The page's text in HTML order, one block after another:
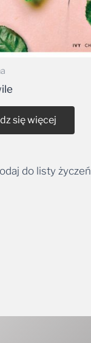
się więcej
do listy życzeń